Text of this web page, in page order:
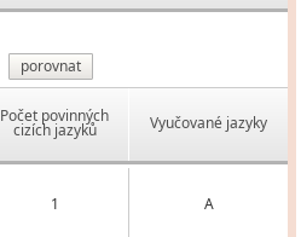
porovnat
Počet povinných
cizích jazyků Vyučované jazyky
1 A